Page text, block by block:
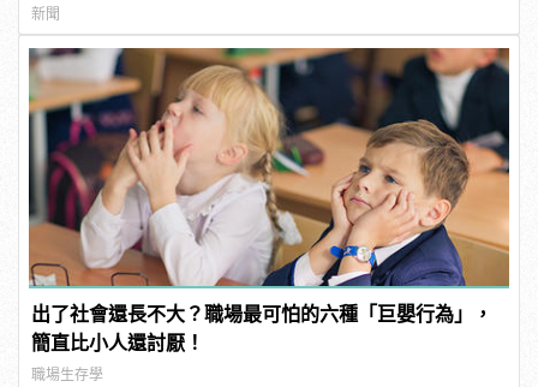
新聞
出了社會還長不大？職場最可怕的六種「巨嬰行為」，
簡直比小人還討厭！
職場生存學